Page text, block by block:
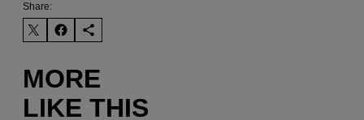
Share:
MORE
LIKE THIS